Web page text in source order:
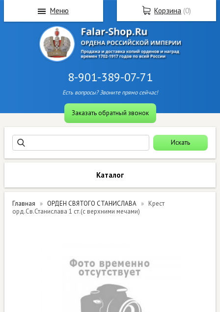
8-901-389-07-71
Есть вопросы? Звоните прямо сейчас!
Заказать обратный звонок
Каталог
Главная ОРДЕН СВЯТОГО СТАНИСЛАВА
Крест
орд.Св.Станислава 1 ст.(с верхними мечами)
Корзина (0)
Меню